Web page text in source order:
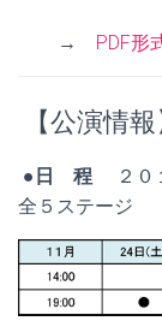
→ PDF形
【公演情報
●日 程 ２０
全５ステージ